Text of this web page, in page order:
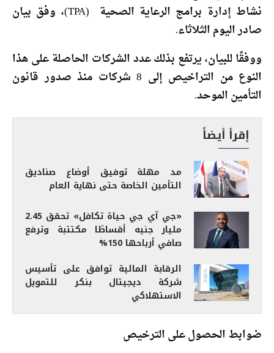
نشاط إدارة برامج الرعاية الصحية (TPA)، وفق بيان
صادر اليوم الثلاثاء.
ووفقًا للبيان، يرتفع بذلك عدد الشركات الحاصلة على هذا
النوع من التراخيص إلى 8 شركات منذ صدور قانون
التأمين الموحد.
إقرأ أيضاً
مد مهلة توفيق أوضاع صناديق
التأمين الخاصة حتى نهاية العام
«جي آي جي حياة تكافل» تحقق 2.45
مليار جنيه أقساطًا مكتتبة وترفع
صافي أرباحها 150%
الرقابة المالية توافق على تأسيس
شركة ديجيتال بنكر للتمويل
الاستهلاكي
ضوابط الحصول على الترخيص